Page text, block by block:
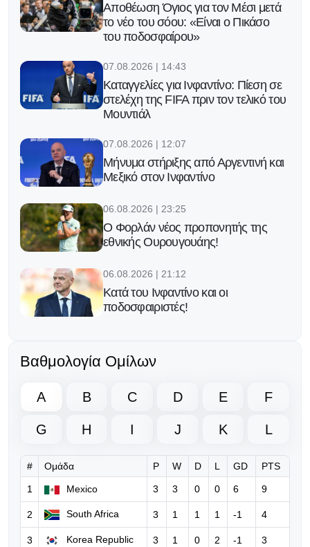
Αποθέωση Όγιος για τον Μέσι μετά
το νέο του σόου: «Είναι ο Πικάσο
του ποδοσφαίρου»
07.08.2026 | 14:43
Καταγγελίες για Ινφαντίνο: Πίεση σε
στελέχη της FIFA πριν τον τελικό του
Μουντιάλ
07.08.2026 | 12:07
Μήνυμα στήριξης από Αργεντινή και
Μεξικό στον Ινφαντίνο
06.08.2026 | 23:25
Ο Φορλάν νέος προπονητής της
εθνικής Ουρουγουάης!
06.08.2026 | 21:12
Κατά του Ινφαντίνο και οι
ποδοσφαιριστές!
Ο Γκάβι κράτησε την υπόσχεσή του
μετά την κατάκτηση του Μουντιάλ!
06.08.2026 | 18:50
Νέο ξεκάθαρο μήνυμα της UEFA
προς τη FIFA για τον Ινφαντίνο
06.08.2026 | 10:36
FIFA: Παραδέχεται λάθη του
Ινφαντίνο, τον στηρίζει και
ξεκαθαρίζει… «δεν θα δεχθούμε
καμία επίθεση»
Βαθμολογία Ομίλων
A B C D E F
G H I J K L
# Ομάδα P W D L GD PTS
1 Mexico 3 3 0 0 6 9
2 South Africa 3 1 1 1 -1 4
3 Korea Republic 3 1 0 2 -1 3